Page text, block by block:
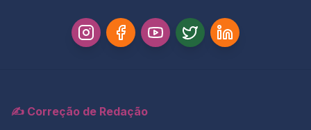
✍️ Correção de Redação